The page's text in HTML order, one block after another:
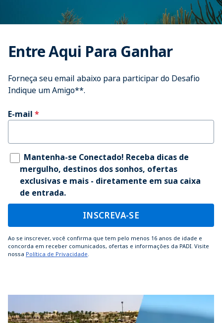
Entre Aqui Para Ganhar
Forneça seu email abaixo para participar do Desafio
Indique um Amigo**.
E-mail
Mantenha-se Conectado! Receba dicas de
mergulho, destinos dos sonhos, ofertas
exclusivas e mais - diretamente em sua caixa
de entrada.
INSCREVA-SE
Ao se inscrever, você confirma que tem pelo menos 16 anos de idade e
concorda em receber comunicados, ofertas e informações da PADI. Visite
nossa Política de Privacidade.